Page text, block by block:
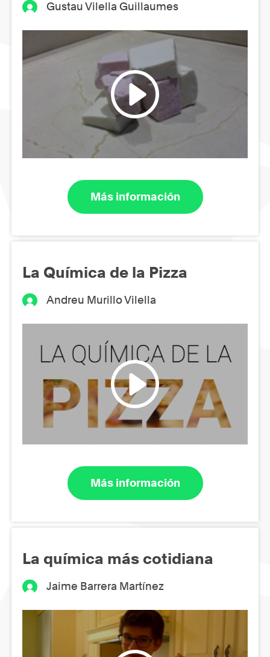
Gustau Vilella Guillaumes
Más información
La Química de la Pizza
Andreu Murillo Vilella
Más información
La química más cotidiana
Jaime Barrera Martínez